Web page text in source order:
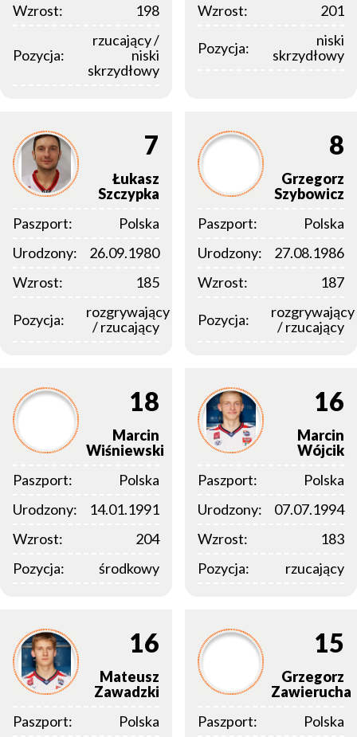
Wzrost: 198
Pozycja:
rzucający /
niski
skrzydłowy
Wzrost: 201
Pozycja:
niski
skrzydłowy
7
Łukasz
Szczypka
Paszport:
Polska
Urodzony:
26.09.1980
Wzrost:
185
Pozycja:
rozgrywający
/ rzucający
8
Grzegorz
Szybowicz
Paszport:
Polska
Urodzony:
27.08.1986
Wzrost:
187
Pozycja:
rozgrywający
/ rzucający
18
Marcin
Wiśniewski
Paszport:
Polska
Urodzony:
14.01.1991
Wzrost:
204
Pozycja:
środkowy
16
Marcin
Wójcik
Paszport:
Polska
Urodzony:
07.07.1994
Wzrost:
183
Pozycja:
rzucający
16
Mateusz
Zawadzki
Paszport:
Polska
15
Grzegorz
Zawierucha
Paszport:
Polska